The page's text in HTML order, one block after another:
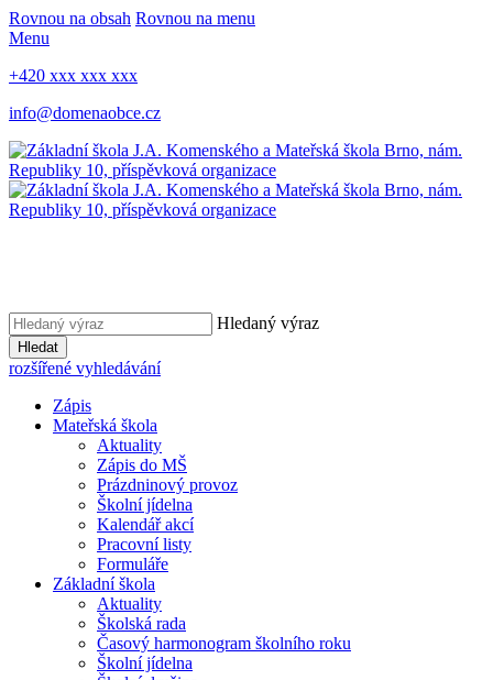
Rovnou na obsah Rovnou na menu
Menu
+420 xxx xxx xxx
info@domenaobce.cz
Hledaný výraz
Hledat
rozšířené vyhledávání
Zápis
Mateřská škola
Aktuality
Zápis do MŠ
Prázdninový provoz
Školní jídelna
Kalendář akcí
Pracovní listy
Formuláře
Základní škola
Aktuality
Školská rada
Časový harmonogram školního roku
Školní jídelna